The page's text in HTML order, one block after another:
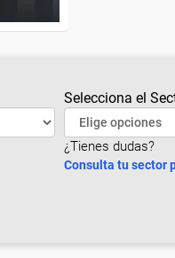
Selecciona el
¿Tienes dudas?
Consulta tu sector